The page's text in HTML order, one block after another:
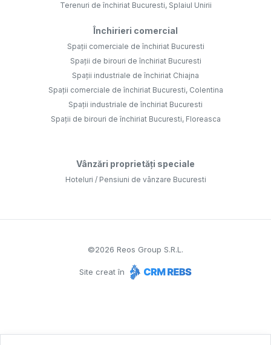
Terenuri de închiriat Bucuresti, Splaiul Unirii
Închirieri comercial
Spații comerciale de închiriat Bucuresti
Spații de birouri de închiriat Bucuresti
Spații industriale de închiriat Chiajna
Spații comerciale de închiriat Bucuresti, Colentina
Spații industriale de închiriat Bucuresti
Spații de birouri de închiriat Bucuresti, Floreasca
Vânzări proprietăți speciale
Hoteluri / Pensiuni de vânzare Bucuresti
©2026 Reos Group S.R.L.
Site creat în